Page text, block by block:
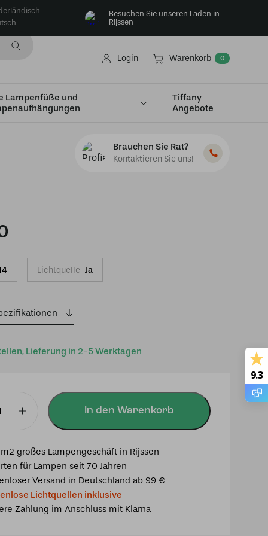
Besuchen Sie unseren Laden in
Rijssen
Login Warenkorb 0
Lampenfüße und
Tiffany
Angebote
Brauchen Sie Rat?
Kontaktieren Sie uns!
Lieferung in 2-5 Werktagen
Lichtquelle Ja
In den Warenkorb
großes Lampengeschäft in Rijssen
für Lampen seit 70 Jahren
Versand in Deutschland ab 99 €
Lichtquellen inklusive
Zahlung im Anschluss mit Klarna
9.3